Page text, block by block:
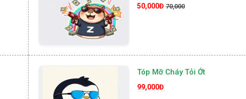
50,000Đ 70,000
Tóp Mỡ Cháy Tỏi Ớt
99,000Đ